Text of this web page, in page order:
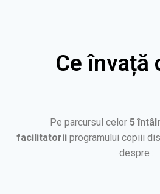
Ce învață
Pe parcursul celor 5
facilitatoriiprogramului copiii
despre :